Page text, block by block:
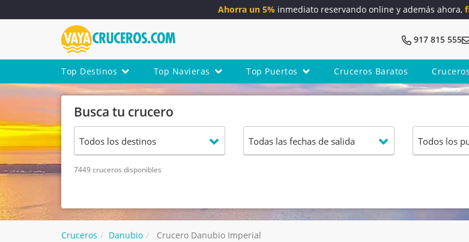
Ahorra un 5%inmediato reservando online y además ahora,
917 815 555
Top Destinos Top Navieras Top Puertos Cruceros Baratos
Busca tu crucero
7449 cruceros disponibles
Cruceros Danubio Crucero Danubio Imperial